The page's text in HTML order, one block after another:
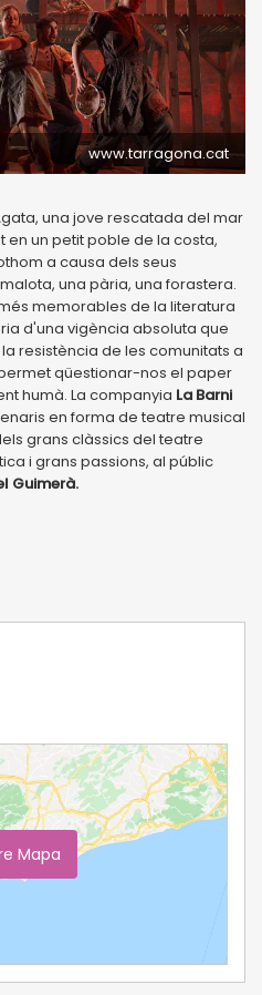
www.tarragona.cat
una jove rescatada del mar
en un petit poble de la costa,
a causa dels seus
una pària, una forastera.
memorables de la literatura
d'una vigència absoluta que
resistència de les comunitats a
qüestionar-nos el paper
humà. La companyia La Barni
en forma de teatre musical
grans clàssics del teatre
i grans passions, al públic
Guimerà.
Mapa